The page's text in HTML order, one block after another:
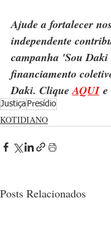
Ajude a fortalecer
independente
campanha 'Sou Daki
financiamento
Daki. Clique AQUI e
Justiça Presídio
KOTIDIANO
Posts Relacionados